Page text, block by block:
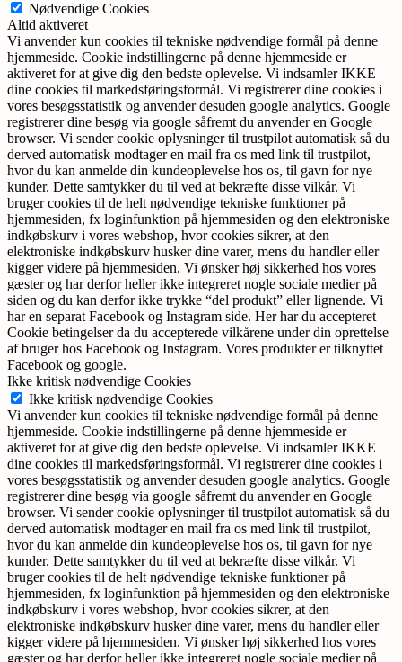
Nødvendige Cookies
Altid aktiveret
Vi anvender kun cookies til tekniske nødvendige formål på denne
hjemmeside. Cookie indstillingerne på denne hjemmeside er
aktiveret for at give dig den bedste oplevelse. Vi indsamler IKKE
dine cookies til markedsføringsformål. Vi registrerer dine cookies i
vores besøgsstatistik og anvender desuden google analytics. Google
registrerer dine besøg via google såfremt du anvender en Google
browser. Vi sender cookie oplysninger til trustpilot automatisk så du
derved automatisk modtager en mail fra os med link til trustpilot,
hvor du kan anmelde din kundeoplevelse hos os, til gavn for nye
kunder. Dette samtykker du til ved at bekræfte disse vilkår. Vi
bruger cookies til de helt nødvendige tekniske funktioner på
hjemmesiden, fx loginfunktion på hjemmesiden og den elektroniske
indkøbskurv i vores webshop, hvor cookies sikrer, at den
elektroniske indkøbskurv husker dine varer, mens du handler eller
kigger videre på hjemmesiden. Vi ønsker høj sikkerhed hos vores
gæster og har derfor heller ikke integreret nogle sociale medier på
siden og du kan derfor ikke trykke “del produkt” eller lignende. Vi
har en separat Facebook og Instagram side. Her har du accepteret
Cookie betingelser da du accepterede vilkårene under din oprettelse
af bruger hos Facebook og Instagram. Vores produkter er tilknyttet
Facebook og google.
Ikke kritisk nødvendige Cookies
Ikke kritisk nødvendige Cookies
Vi anvender kun cookies til tekniske nødvendige formål på denne
hjemmeside. Cookie indstillingerne på denne hjemmeside er
aktiveret for at give dig den bedste oplevelse. Vi indsamler IKKE
dine cookies til markedsføringsformål. Vi registrerer dine cookies i
vores besøgsstatistik og anvender desuden google analytics. Google
registrerer dine besøg via google såfremt du anvender en Google
browser. Vi sender cookie oplysninger til trustpilot automatisk så du
derved automatisk modtager en mail fra os med link til trustpilot,
hvor du kan anmelde din kundeoplevelse hos os, til gavn for nye
kunder. Dette samtykker du til ved at bekræfte disse vilkår. Vi
bruger cookies til de helt nødvendige tekniske funktioner på
hjemmesiden, fx loginfunktion på hjemmesiden og den elektroniske
indkøbskurv i vores webshop, hvor cookies sikrer, at den
elektroniske indkøbskurv husker dine varer, mens du handler eller
kigger videre på hjemmesiden. Vi ønsker høj sikkerhed hos vores
gæster og har derfor heller ikke integreret nogle sociale medier på